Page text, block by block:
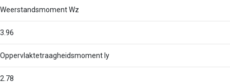
Weerstandsmoment Wz
3.96
Oppervlaktetraagheidsmoment Iy
2.78